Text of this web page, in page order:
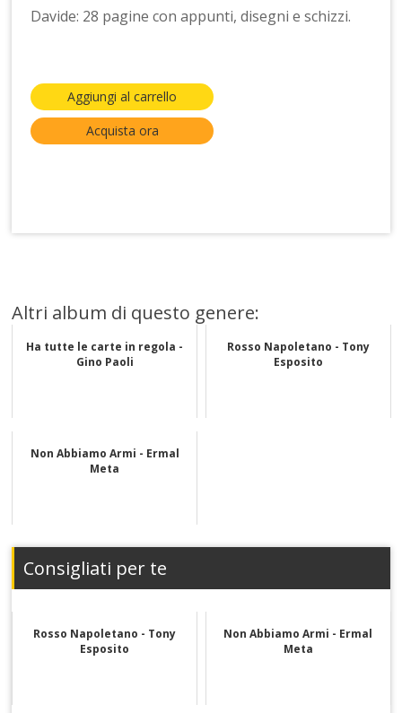
Davide: 28 pagine con appunti, disegni e schizzi.
Aggiungi al carrello
Acquista ora
Altri album di questo genere:
Ha tutte le carte in regola -
Gino Paoli
Rosso Napoletano - Tony
Esposito
Non Abbiamo Armi - Ermal
Meta
Consigliati per te
Rosso Napoletano - Tony
Esposito
Non Abbiamo Armi - Ermal
Meta